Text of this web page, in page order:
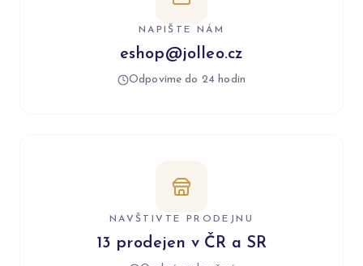
NAPIŠTE NÁM
eshop@jolleo.cz
Odpovíme do 24 hodin
NAVŠTIVTE PRODEJNU
13 prodejen v ČR a SR